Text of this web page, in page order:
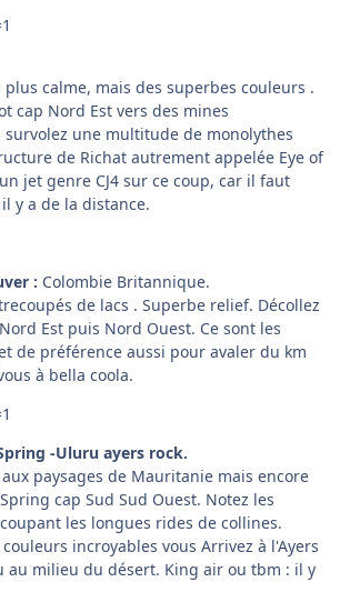
calme, mais des superbes couleurs .
cap Nord Est vers des mines
une multitude de monolythes
de Richat autrement appelée Eye of
jet genre CJ4 sur ce coup, car il faut
y a de la distance.
: Colombie Britannique.
de lacs . Superbe relief. Décollez
Est puis Nord Ouest. Ce sont les
de préférence aussi pour avaler du km
à bella coola.
-Uluru ayers rock.
paysages de Mauritanie mais encore
cap Sud Sud Ouest. Notez les
les longues rides de collines.
incroyables vous Arrivez à l'Ayers
au milieu du désert. King air ou tbm : il y